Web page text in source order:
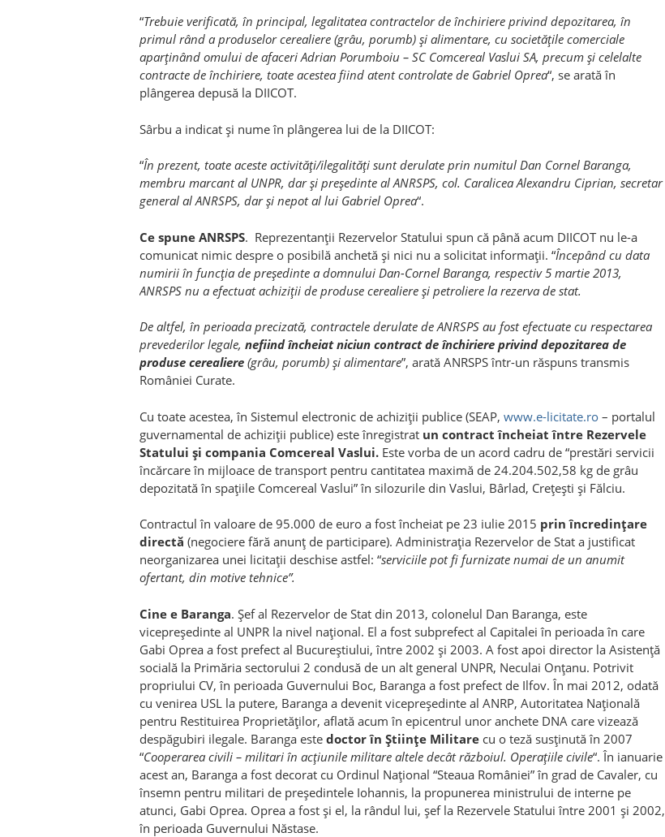
“Trebuie verificată, în principal, legalitatea contractelor de închiriere privind depozitarea, în
primul rând a produselor cerealiere (grâu, porumb) şi alimentare, cu societăţile comerciale
aparţinând omului de afaceri Adrian Porumboiu – SC Comcereal Vaslui SA, precum şi celelalte
contracte de închiriere, toate acestea fiind atent controlate de Gabriel Oprea“, se arată în
plângerea depusă la DIICOT.
Sârbu a indicat şi nume în plângerea lui de la DIICOT:
“În prezent, toate aceste activităţi/ilegalităţi sunt derulate prin numitul Dan Cornel Baranga,
membru marcant al UNPR, dar şi preşedinte al ANRSPS, col. Caralicea Alexandru Ciprian, secretar
general al ANRSPS, dar şi nepot al lui Gabriel Oprea“.
Ce spune ANRSPS. Reprezentanţii Rezervelor Statului spun că până acum DIICOT nu le-a
comunicat nimic despre o posibilă anchetă şi nici nu a solicitat informaţii. “Începând cu data
numirii în funcţia de preşedinte a domnului Dan-Cornel Baranga, respectiv 5 martie 2013,
ANRSPS nu a efectuat achiziţii de produse cerealiere şi petroliere la rezerva de stat.
De altfel, în perioada precizată, contractele derulate de ANRSPS au fost efectuate cu respectarea
prevederilor legale, nefiind încheiat niciun contract de închiriere privind depozitarea de
produse cerealiere (grâu, porumb) şi alimentare”, arată ANRSPS într-un răspuns transmis
României Curate.
Cu toate acestea, în Sistemul electronic de achiziţii publice (SEAP, www.e-licitate.ro – portalul
guvernamental de achiziţii publice) este înregistrat un contract încheiat între Rezervele
Statului şi compania Comcereal Vaslui. Este vorba de un acord cadru de “prestări servicii
încărcare în mijloace de transport pentru cantitatea maximă de 24.204.502,58 kg de grâu
depozitată în spaţiile Comcereal Vaslui” în silozurile din Vaslui, Bârlad, Creţeşti şi Fălciu.
Contractul în valoare de 95.000 de euro a fost încheiat pe 23 iulie 2015 prin încredinţare
directă (negociere fără anunţ de participare). Administraţia Rezervelor de Stat a justificat
neorganizarea unei licitaţii deschise astfel: “serviciile pot fi furnizate numai de un anumit
ofertant, din motive tehnice”.
Cine e Baranga. Şef al Rezervelor de Stat din 2013, colonelul Dan Baranga, este
vicepreşedinte al UNPR la nivel naţional. El a fost subprefect al Capitalei în perioada în care
Gabi Oprea a fost prefect al Bucureştiului, între 2002 şi 2003. A fost apoi director la Asistenţă
socială la Primăria sectorului 2 condusă de un alt general UNPR, Neculai Onţanu. Potrivit
propriului CV, în perioada Guvernului Boc, Baranga a fost prefect de Ilfov. În mai 2012, odată
cu venirea USL la putere, Baranga a devenit vicepreşedinte al ANRP, Autoritatea Naţională
pentru Restituirea Proprietăţilor, aflată acum în epicentrul unor anchete DNA care vizează
despăgubiri ilegale. Baranga este doctor în Ştiinţe Militare cu o teză susţinută în 2007
“Cooperarea civili – militari în acţiunile militare altele decât războiul. Operaţiile civile“. În ianuarie
acest an, Baranga a fost decorat cu Ordinul Naţional “Steaua României” în grad de Cavaler, cu
însemn pentru militari de preşedintele Iohannis, la propunerea ministrului de interne pe
atunci, Gabi Oprea. Oprea a fost şi el, la rândul lui, şef la Rezervele Statului între 2001 şi 2002,
în perioada Guvernului Năstase.